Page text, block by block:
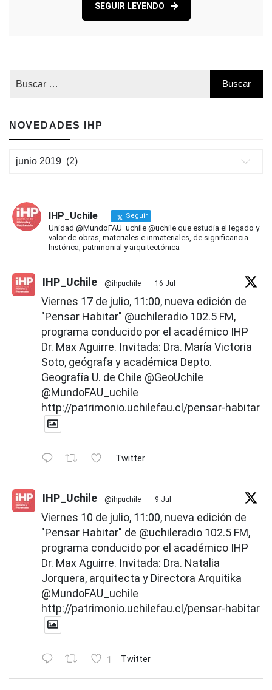
SEGUIR LEYENDO
NOVEDADES IHP
Novedades
IHP_Uchile Seguir
Unidad @MundoFAU_uchile @uchile que estudia el legado y
valor de obras, materiales e inmateriales, de significancia
histórica, patrimonial y arquitectónica
IHP_Uchile @ihpuchile · 16 Jul
Viernes 17 de julio, 11:00, nueva edición de
"Pensar Habitar" @uchileradio 102.5 FM,
programa conducido por el académico IHP
Dr. Max Aguirre. Invitada: Dra. María Victoria
Soto, geógrafa y académica Depto.
Geografía U. de Chile @GeoUchile
@MundoFAU_uchile
http://patrimonio.uchilefau.cl/pensar-habitar
Twitter
IHP_Uchile @ihpuchile · 9 Jul
Viernes 10 de julio, 11:00, nueva edición de
"Pensar Habitar" de @uchileradio 102.5 FM,
programa conducido por el académico IHP
Dr. Max Aguirre. Invitada: Dra. Natalia
Jorquera, arquitecta y Directora Arquitika
@MundoFAU_uchile
http://patrimonio.uchilefau.cl/pensar-habitar
1 Twitter